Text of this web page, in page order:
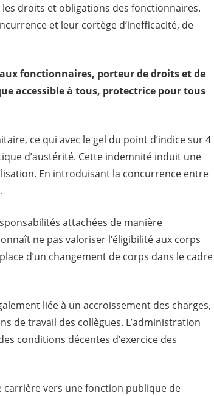
droits et obligations des fonctionnaires.
et leur cortège d’inefficacité, de
fonctionnaires, porteur de droits et de
accessible à tous, protectrice pour tous
ce qui avec le gel du point d’indice sur 4
d’austérité. Cette indemnité induit une
En introduisant la concurrence entre
attachées de manière
ne pas valoriser l’éligibilité aux corps
d’un changement de corps dans le cadre
liée à un accroissement des charges,
de travail des collègues. L’administration
conditions décentes d’exercice des
carrière vers une fonction publique de